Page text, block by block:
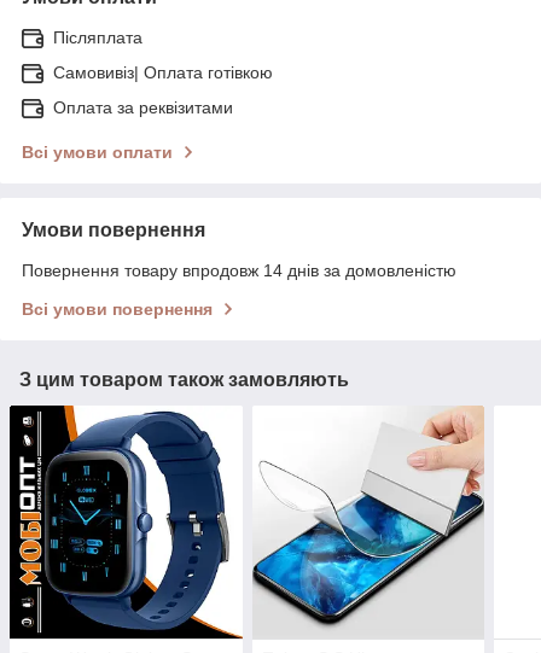
Післяплата
Самовивіз| Оплата готівкою
Оплата за реквізитами
Всі умови оплати
Умови повернення
Повернення товару впродовж 14 днів за домовленістю
Всі умови повернення
З цим товаром також замовляють